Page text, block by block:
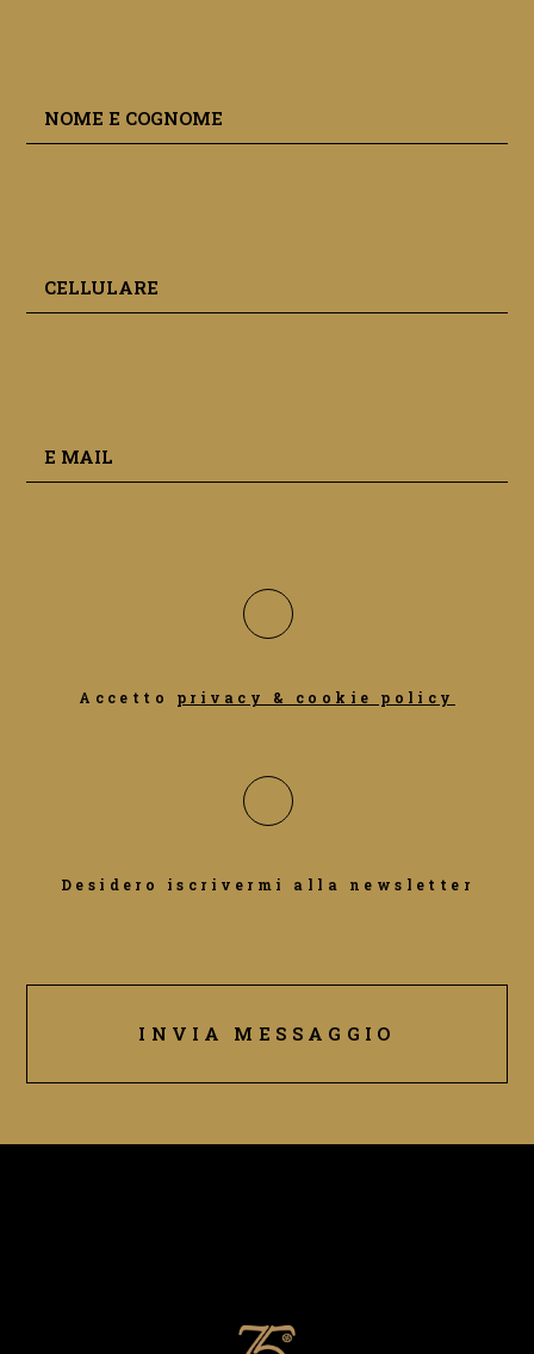
Accetto privacy & cookie policy
Desidero iscrivermi alla newsletter